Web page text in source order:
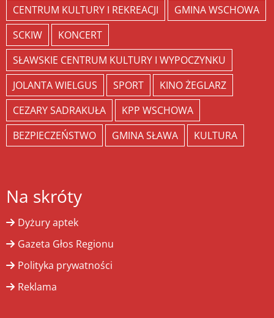
CENTRUM KULTURY I REKREACJI
GMINA WSCHOWA
SCKIW
KONCERT
SŁAWSKIE CENTRUM KULTURY I WYPOCZYNKU
JOLANTA WIELGUS
SPORT
KINO ŻEGLARZ
CEZARY SADRAKUŁA
KPP WSCHOWA
BEZPIECZEŃSTWO
GMINA SŁAWA KULTURA
Na skróty
Dyżury aptek
Gazeta Głos Regionu
Polityka prywatności
Reklama